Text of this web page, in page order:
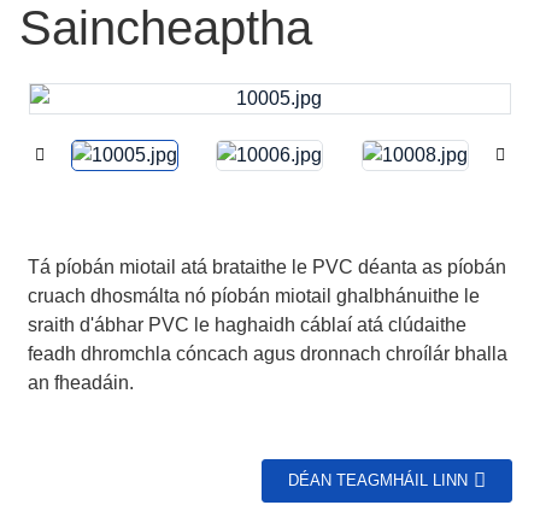
Saincheaptha
Tá píobán miotail atá brataithe le PVC déanta as píobán
cruach dhosmálta nó píobán miotail ghalbhánuithe le
sraith d'ábhar PVC le haghaidh cáblaí atá clúdaithe
feadh dhromchla cóncach agus dronnach chroílár bhalla
an fheadáin.
DÉAN TEAGMHÁIL LINN